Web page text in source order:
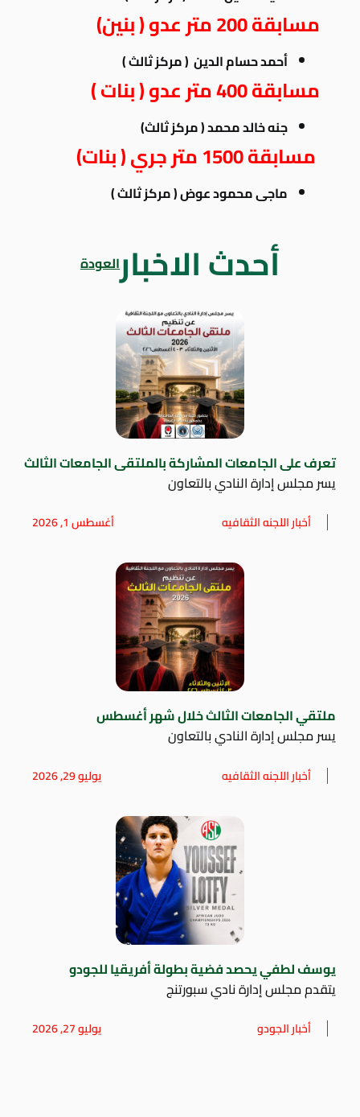
مسابقة 200 متر عدو ( بنين)
أحمد حسام الدين ( مركز ثالث )
مسابقة 400 متر عدو ( بنات )
جنه خالد محمد ( مركز ثالث)
مسابقة 1500 متر جري ( بنات)
ماجى محمود عوض ( مركز ثالث )
أحدث الاخبارالعودة
تعرف على الجامعات المشاركة بالملتقى الجامعات الثالث
يسر مجلس إدارة النادي بالتعاون
أخبار اللجنه الثقافيه أغسطس 1, 2026
ملتقي الجامعات الثالث خلال شهر أغسطس
يسر مجلس إدارة النادي بالتعاون
أخبار اللجنه الثقافيه يوليو 29, 2026
يوسف لطفي يحصد فضية بطولة أفريقيا للجودو
يتقدم مجلس إدارة نادي سبورتنج
أخبار الجودو يوليو 27, 2026